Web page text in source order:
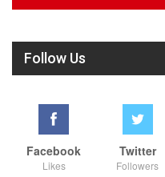
Follow Us
Facebook
Likes
Twitter
Followers